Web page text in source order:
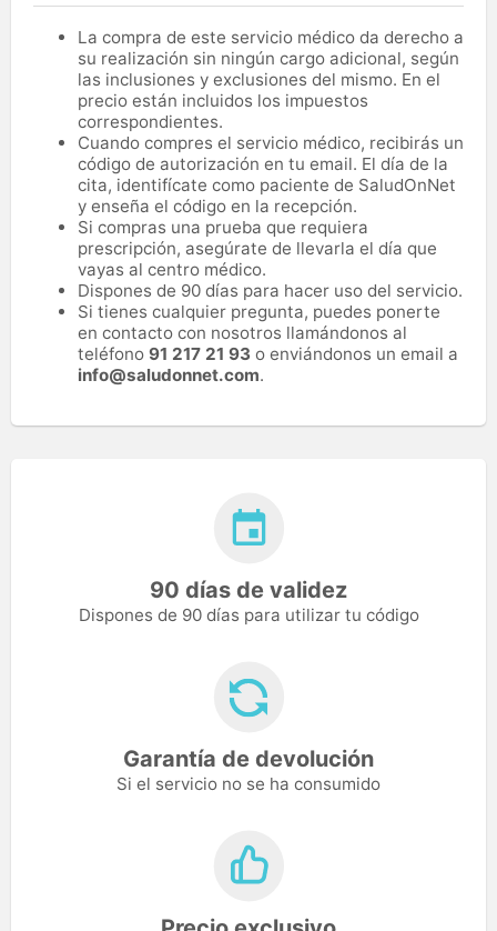
La compra de este servicio médico da derecho a
su realización sin ningún cargo adicional, según
las inclusiones y exclusiones del mismo. En el
precio están incluidos los impuestos
correspondientes.
Cuando compres el servicio médico, recibirás un
código de autorización en tu email. El día de la
cita, identifícate como paciente de SaludOnNet
y enseña el código en la recepción.
Si compras una prueba que requiera
prescripción, asegúrate de llevarla el día que
vayas al centro médico.
Dispones de 90 días para hacer uso del servicio.
Si tienes cualquier pregunta, puedes ponerte
en contacto con nosotros llamándonos al
teléfono 91 217 21 93 o enviándonos un email a
info@saludonnet.com.
90 días de validez
Dispones de 90 días para utilizar tu código
Garantía de devolución
Si el servicio no se ha consumido